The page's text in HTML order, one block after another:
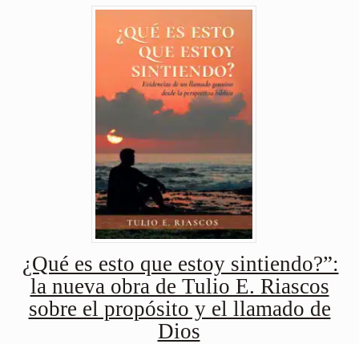
¿Qué es esto que estoy sintiendo?”:
la nueva obra de Tulio E. Riascos
sobre el propósito y el llamado de
Dios